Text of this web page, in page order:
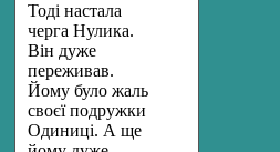
Тоді настала
черга Нулика.
Він дуже
переживав.
Йому було жаль
своєї подружки
Одиниці. А ще